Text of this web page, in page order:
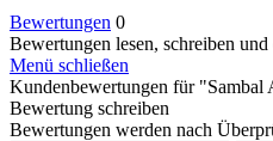
Bewertungen 0
Bewertungen lesen, schreiben
Menü schließen
Kundenbewertungen für "Sambal
Bewertung schreiben
Bewertungen werden nach